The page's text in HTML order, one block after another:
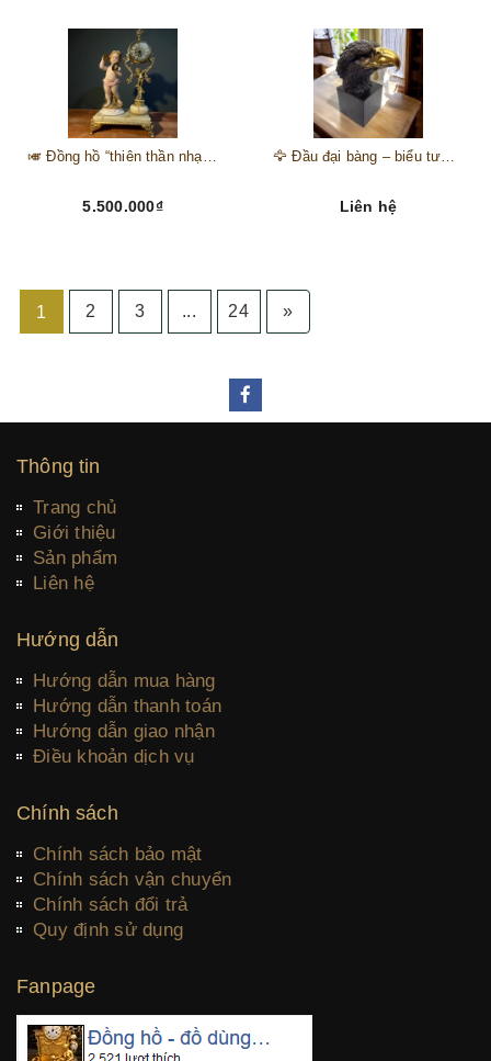
🎺 Đồng hồ “thiên thần nhạc hội” – tuyệt mỹ phẩm trang trí phong cách hoàng gia 🎼
5.500.000₫
🦅 Đầu đại bàng – biểu tượng của kẻ chinh phục trên đỉnh núi thành công 🦅
Liên hệ
1 2 3 ... 24 »
Thông tin
Trang chủ
Giới thiệu
Sản phẩm
Liên hệ
Hướng dẫn
Hướng dẫn mua hàng
Hướng dẫn thanh toán
Hướng dẫn giao nhận
Điều khoản dịch vụ
Chính sách
Chính sách bảo mật
Chính sách vận chuyển
Chính sách đổi trả
Quy định sử dụng
Fanpage